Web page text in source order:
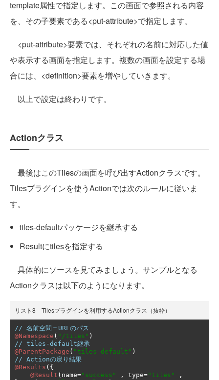
template属性で指定します。この画面で参照される内容
を、その子要素である<put-attribute>で指定します。
<put-attribute>要素では、それぞれの名前に対応した値
や表示する画面を指定します。複数の画面を設定する場
合には、<definition>要素を増やしていきます。
以上で設定は終わりです。
Actionクラス
最後はこのTilesの画面を呼び出すActionクラスです。
Tilesプラグインを使うActionでは次のルールに従いま
す。
tiles-defaultパッケージを継承する
Resultにtilesを指定する
具体的にソースを見てみましょう。サンプルとなる
Actionクラスは以下のようになります。
リスト8 Tilesプラグインを利用するActionクラス（抜粋）
// 名前空間＝URLのパス
@Namespace ( "/tiles" )
// tiles-default継承
@ParentPackage ( "tiles-default" )
// Actionの戻り結果
@Results ({
@Result ( name="success" , type="tiles"
,